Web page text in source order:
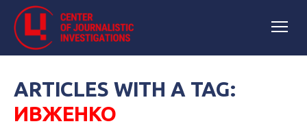
ARTICLES WITH A TAG:
ИВЖЕНКО